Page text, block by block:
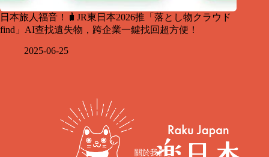
日本旅人福音！🧳JR東日本2026推「落とし物クラウド
find」AI查找遺失物，跨企業一鍵找回超方便！
2025-06-25
關於我們